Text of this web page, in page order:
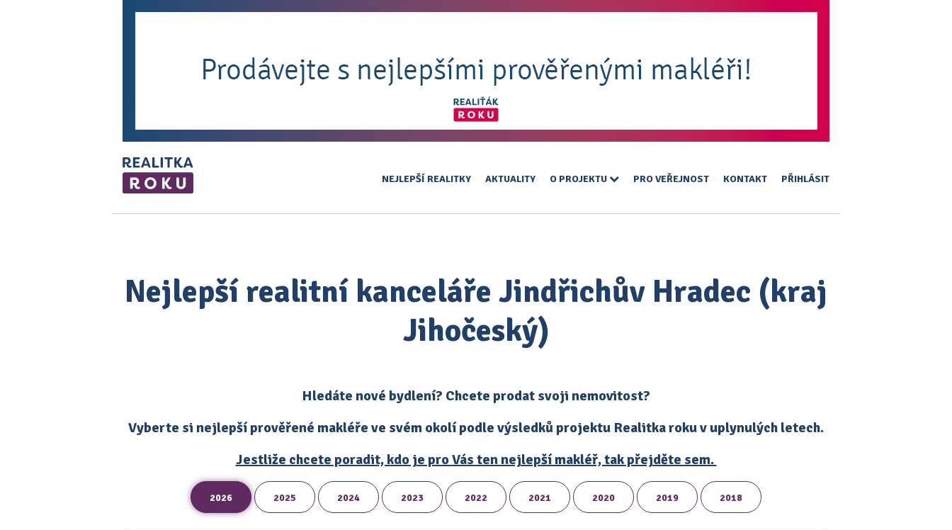
NEJLEPŠÍ REALITKY AKTUALITY O PROJEKTU PRO VEŘEJNOST KONTAKT PŘIHLÁSIT
Nejlepší realitní kanceláře Jindřichův Hradec (kraj
Jihočeský)
Hledáte nové bydlení? Chcete prodat svoji nemovitost?
Vyberte si nejlepší prověřené makléře ve svém okolí podle výsledků projektu Realitka roku v uplynulých letech.
Jestliže chcete poradit, kdo je pro Vás ten nejlepší makléř, tak přejděte sem.
2026 2025 2024 2023 2022 2021 2020 2019 2018